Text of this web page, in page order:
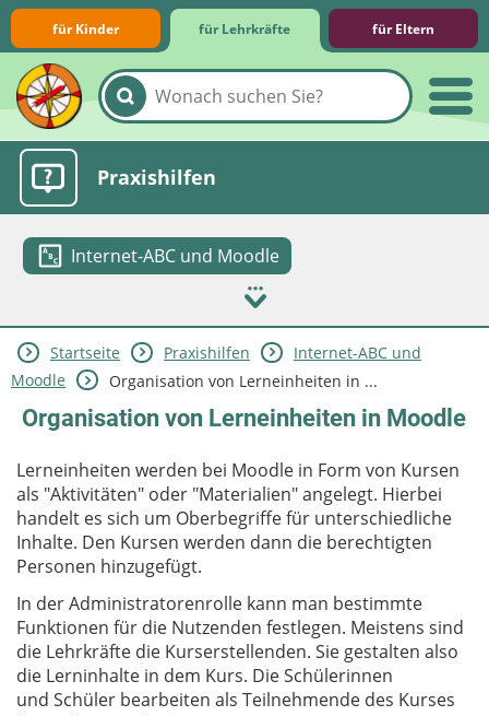
für Kinder für Lehrkräfte für Eltern
Lernmodule
Unterrichts­materialien
Internet-ABC-Schule
Praxishilfen
Internet-ABC und Moodle
Aktuelles
Startseite Praxishilfen
Internet-ABC und
Moodle
Organisation von Lerneinheiten in ...
Organisation von Lerneinheiten in Moodle
Lerneinheiten werden bei Moodle in Form von Kursen
als "Aktivitäten" oder "Materialien" angelegt. Hierbei
handelt es sich um Oberbegriffe für unterschiedliche
Inhalte. Den Kursen werden dann die berechtigten
Personen hinzugefügt.
In der Administratorenrolle kann man bestimmte
Funktionen für die Nutzenden festlegen. Meistens sind
die Lehrkräfte die Kurserstellenden. Sie gestalten also
die Lerninhalte in dem Kurs. Die Schülerinnen
und Schüler bearbeiten als Teilnehmende des Kurses